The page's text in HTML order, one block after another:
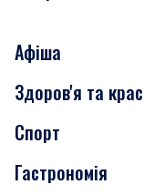
Афіша
Сьогодні
Завтра
Субота
Здоров'я та
Медицина
Краса
Спорт
Гастрономія